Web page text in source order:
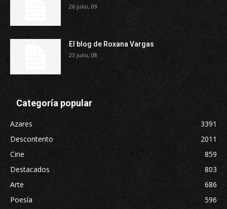
26 julio, 09
El blog de Roxana Vargas
23 julio, 08
Categoría popular
Azares
3391
Descontento
2011
Cine
859
Destacados
803
Arte
686
Poesía
596